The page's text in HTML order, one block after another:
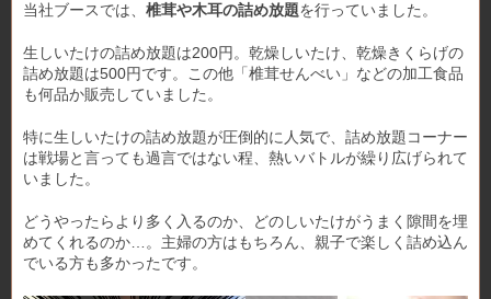
当社ブースでは、 椎茸や木耳の詰め放題を行っていました。
生しいたけの詰め放題は200円。乾燥しいたけ、乾燥きくらげの
詰め放題は500円です。この他「椎茸せんべい」などの加工食品
も何品か販売していました。
特に生しいたけの詰め放題が圧倒的に人気で、詰め放題コーナー
は戦場と言っても過言ではない程、熱いバトルが繰り広げられて
いました。
どうやったらより多く入るのか、どのしいたけがうまく隙間を埋
めてくれるのか…。主婦の方はもちろん、親子で楽しく詰め込ん
でいる方も多かったです。